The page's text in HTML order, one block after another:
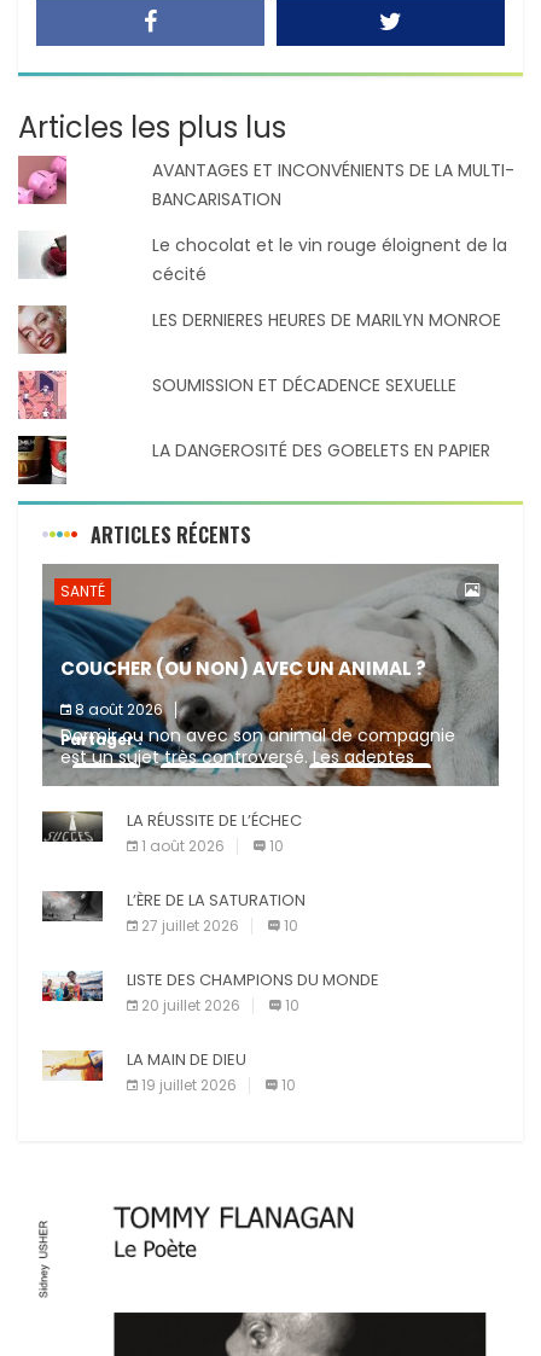
Articles les plus lus
AVANTAGES ET INCONVÉNIENTS DE LA MULTI-
BANCARISATION
Le chocolat et le vin rouge éloignent de la
cécité
LES DERNIERES HEURES DE MARILYN MONROE
SOUMISSION ET DÉCADENCE SEXUELLE
LA DANGEROSITÉ DES GOBELETS EN PAPIER
ARTICLES RÉCENTS
SANTÉ
COUCHER (OU NON) AVEC UN ANIMAL ?
8 août 2026
Dormir ou non avec son animal de compagnie
est un sujet très controversé. Les adeptes
affirment que la présence de leur compagnon à
Partager :
Facebook Pinterest
E-mail Imprimer
LA RÉUSSITE DE L’ÉCHEC
1 août 2026 10
L’ÈRE DE LA SATURATION
27 juillet 2026 10
LISTE DES CHAMPIONS DU MONDE
20 juillet 2026 10
LA MAIN DE DIEU
19 juillet 2026 10